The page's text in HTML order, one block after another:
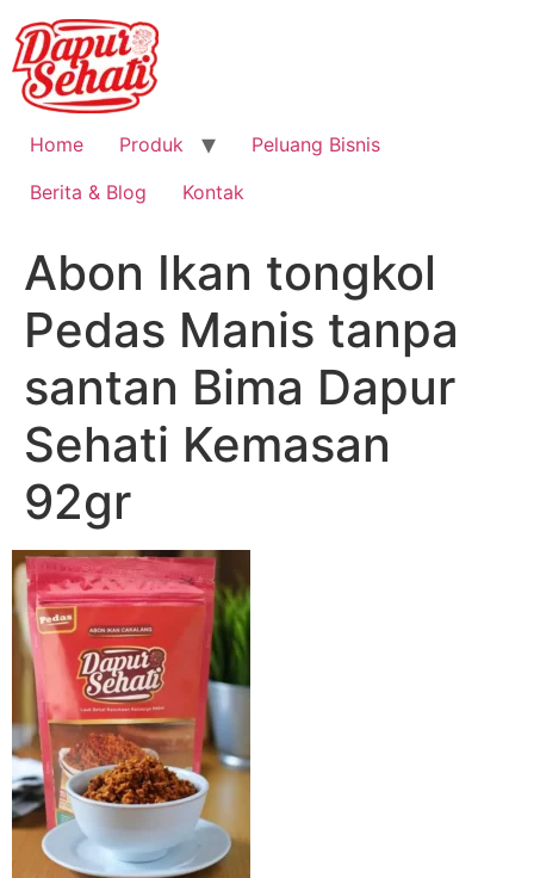
Home Produk
Peluang Bisnis
Berita & Blog
Kontak
Abon Ikan tongkol
Pedas Manis tanpa
santan Bima Dapur
Sehati Kemasan
92gr